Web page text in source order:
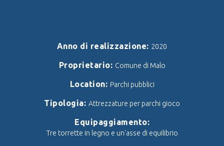
Anno di realizzazione: 2020
Proprietario: Comune di Malo
Location: Parchi pubblici
Tipologia: Attrezzature per parchi gioco
Equipaggiamento:
Tre torrette in legno e un'asse di equilibrio